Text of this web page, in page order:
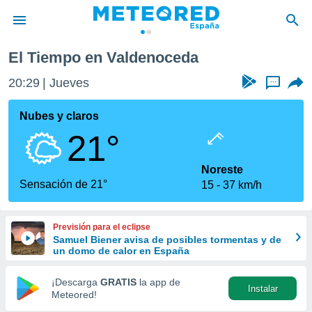
de
por
que se
calidad.
a este
las
y
forma
digital
basada
El Tiempo en Valdenoceda
20:29 Jueves ...
Nubes y claros
21°
Sensación de 21°
Noreste
15
37 km/h
Previsión para el eclipse
Samuel Biener avisa de posibles tormentas y de
un domo de calor en España
¡Descarga GRATIS la app de
Meteored!
Instalar